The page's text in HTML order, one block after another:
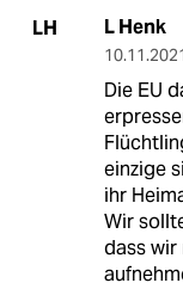
LH L Henk
Die EU
einzige
ihr
Wir
dass wir